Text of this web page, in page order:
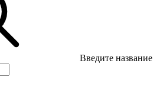
Введите название